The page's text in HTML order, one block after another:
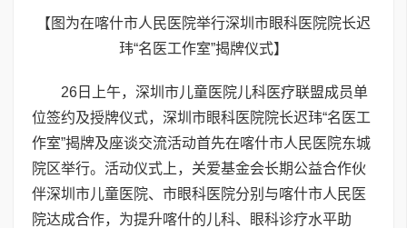
【图为在喀什市人民医院举行深圳市眼科医院院长迟
玮“名医工作室”揭牌仪式】
26日上午，深圳市儿童医院儿科医疗联盟成员单
位签约及授牌仪式，深圳市眼科医院院长迟玮“名医工
作室”揭牌及座谈交流活动首先在喀什市人民医院东城
院区举行。活动仪式上，关爱基金会长期公益合作伙
伴深圳市儿童医院、市眼科医院分别与喀什市人民医
院达成合作，为提升喀什的儿科、眼科诊疗水平助